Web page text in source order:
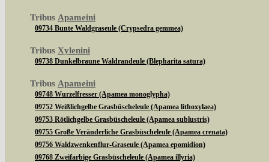
Tribus Apameini
09734 Bunte Waldgraseule (Crypsedra gemmea)
Tribus Xylenini
09738 Dunkelbraune Waldrandeule (Blepharita satura)
Tribus Apameini
09748 Wurzelfresser (Apamea monoglypha)
09752 Weißlichgelbe Grasbüscheleule (Apamea lithoxylaea)
09753 Rötlichgelbe Grasbüscheleule (Apamea sublustris)
09755 Große Veränderliche Grasbüscheleule (Apamea crenata)
09756 Waldzwenkenflur-Graseule (Apamea epomidion)
09768 Zweifarbige Grasbüscheleule (Apamea illyria)